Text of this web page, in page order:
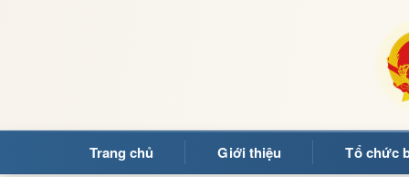
Trang chủ Giới thiệu Tổ chức